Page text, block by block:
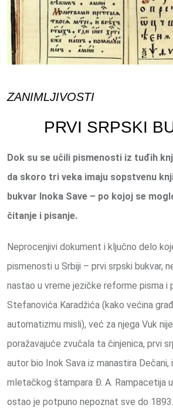
ZANIMLJIVOSTI
PRVI SRPSKI
Dok su se učili pismenosti iz tuđih
da skoro tri veka imaju sopstvenu
bukvar Inoka Save – po kojoj se
čitanje i pisanje.
Neprocenjivi dokument i ključno delo
pismenosti u Srbiji – prvi srpski bukvar,
nastao u vreme jezičke reforme pisma i
Stefanovića Karadžića (kako većina
automatizmu misli), već za njega Vuk
poražavajuće zvučala ta činjenica, prvi
autor bio Inok Sava iz manastira Dečani,
mletačkog štampara Đ. A. Rampacetija
ostao je potpuno nepoznat sve do